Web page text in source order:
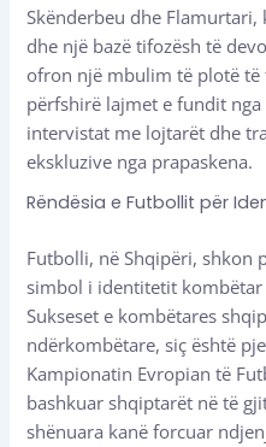
Skënderbeu dhe
dhe një bazë tifozësh të
ofron një mbulim të plotë
përfshirë lajmet e fundit
intervistat me lojtarët dhe
ekskluzive nga prapaskena.
Rëndësia e Futbollit për
Futbolli, në Shqipëri, shkon
simbol i identitetit
Sukseset e kombëtares
ndërkombëtare, siç është
Kampionatin Evropian të
bashkuar shqiptarët në të
shënuara kanë forcuar